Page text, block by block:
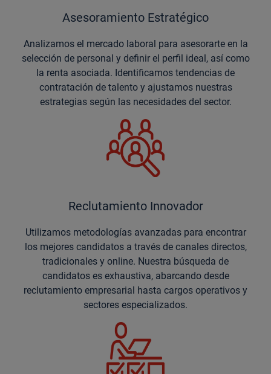
Asesoramiento Estratégico
Analizamos el mercado laboral para asesorarte en la
selección de personal y definir el perfil ideal, así como
la renta asociada. Identificamos tendencias de
contratación de talento y ajustamos nuestras
estrategias según las necesidades del sector.
Reclutamiento Innovador
Utilizamos metodologías avanzadas para encontrar
los mejores candidatos a través de canales directos,
tradicionales y online. Nuestra búsqueda de
candidatos es exhaustiva, abarcando desde
reclutamiento empresarial hasta cargos operativos y
sectores especializados.